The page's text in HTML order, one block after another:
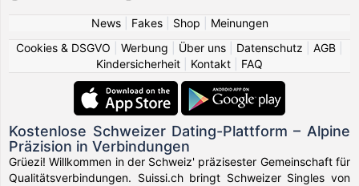
News| Fakes| Shop
Meinungen
Cookies & DSGVO
Werbung Über uns Datenschutz AGB
Kindersicherheit
Kontakt FAQ
Kostenlose Schweizer Dating-Plattform – Alpine
Präzision in Verbindungen
Grüezi! Willkommen in der Schweiz' präzisester Gemeinschaft für
Qualitätsverbindungen. Suissi.ch bringt Schweizer Singles von